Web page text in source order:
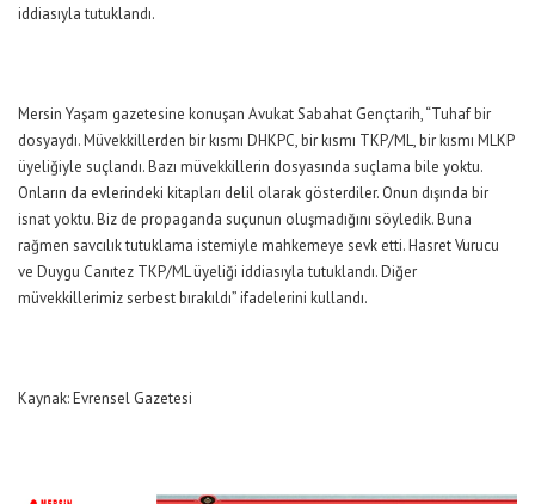
iddiasıyla tutuklandı.
Mersin Yaşam gazetesine konuşan Avukat Sabahat Gençtarih, “Tuhaf bir
dosyaydı. Müvekkillerden bir kısmı DHKPC, bir kısmı TKP/ML, bir kısmı MLKP
üyeliğiyle suçlandı. Bazı müvekkillerin dosyasında suçlama bile yoktu.
Onların da evlerindeki kitapları delil olarak gösterdiler. Onun dışında bir
isnat yoktu. Biz de propaganda suçunun oluşmadığını söyledik. Buna
rağmen savcılık tutuklama istemiyle mahkemeye sevk etti. Hasret Vurucu
ve Duygu Canıtez TKP/ML üyeliği iddiasıyla tutuklandı. Diğer
müvekkillerimiz serbest bırakıldı” ifadelerini kullandı.
Kaynak: Evrensel Gazetesi